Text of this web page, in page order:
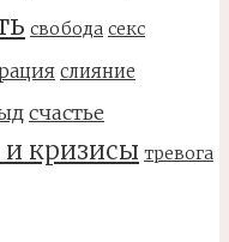
свобода секс
слияние
счастье
кризисы тревога